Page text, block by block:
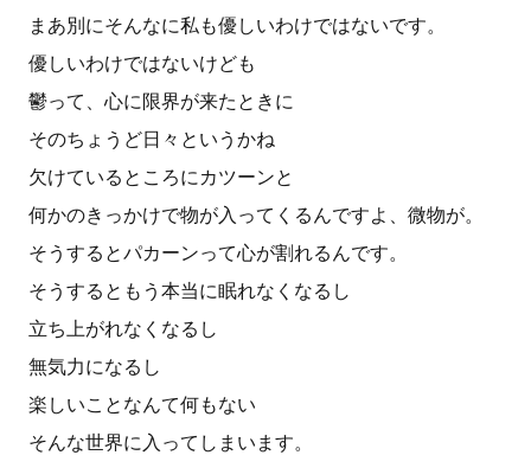
まあ別にそんなに私も優しいわけではないです。
優しいわけではないけども
鬱って、心に限界が来たときに
そのちょうど日々というかね
欠けているところにカツーンと
何かのきっかけで物が入ってくるんですよ、微物が。
そうするとパカーンって心が割れるんです。
そうするともう本当に眠れなくなるし
立ち上がれなくなるし
無気力になるし
楽しいことなんて何もない
そんな世界に入ってしまいます。